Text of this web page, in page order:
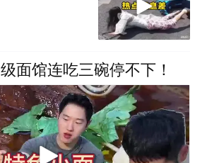
面馆连吃三碗停不下！